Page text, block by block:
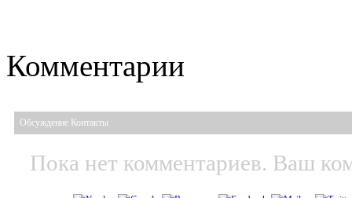
Комментарии
Обсуждение Контакты
Пока нет комментариев. Ваш